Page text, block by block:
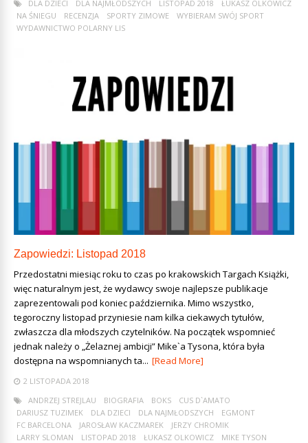
DLA DZIECI DLA NAJMŁODSZYCH LISTOPAD 2018
ŁUKASZ OLKOWICZ
NA ŚNIEGU
RECENZJA SPORTY ZIMOWE
WYBIERAM SWÓJ SPORT
WYDAWNICTWO POLARNY LIS
Zapowiedzi: Listopad 2018
Przedostatni miesiąc roku to czas po krakowskich Targach Książki,
więc naturalnym jest, że wydawcy swoje najlepsze publikacje
zaprezentowali pod koniec października. Mimo wszystko,
tegoroczny listopad przyniesie nam kilka ciekawych tytułów,
zwłaszcza dla młodszych czytelników. Na początek wspomnieć
jednak należy o „Żelaznej ambicji” Mike`a Tysona, która była
dostępna na wspomnianych ta... [Read More]
2 LISTOPADA 2018
ANDRZEJ STREJLAU
BIOGRAFIA BOKS
CUS D`AMATO
DARIUSZ TUZIMEK
DLA DZIECI DLA NAJMŁODSZYCH
EGMONT
FC BARCELONA
JAROSŁAW KACZMAREK
JERZY CHROMIK
LARRY SLOMAN
LISTOPAD 2018 ŁUKASZ OLKOWICZ
MIKE TYSON